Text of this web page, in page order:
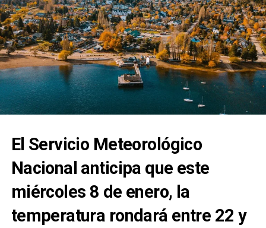
A la noche, el clima rondará los 22 grados, mientras que
los vientos serán del sudoeste a una velocidad de 23 y 31
kilómetros por hora. No se esperan lluvias para esta
franja del día.
El Servicio Meteorológico
Nacional anticipa que este
miércoles 8 de enero, la
temperatura rondará entre 22 y